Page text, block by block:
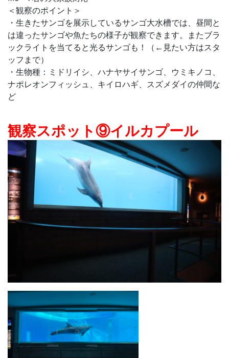
＜観察のポイント＞
・生きたサンゴを展示しているサンゴ大水槽では、昼間と
は違ったサンゴや魚たちの様子が観察できます。またブラ
ックライトを当てると光るサンゴも！（←見たい方はスタ
ッフまで）
・生物種：ミドリイシ、ハナヤサイサンゴ、ウミキノコ、
ナポレオンフィッシュ、キイロハギ、スズメダイの仲間な
ど
観察スポット⑨イルカプール